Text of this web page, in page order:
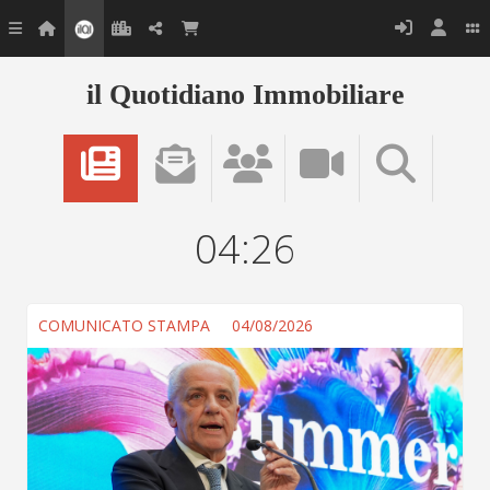
il Quotidiano Immobiliare
04:26
COMUNICATO STAMPA 04/08/2026